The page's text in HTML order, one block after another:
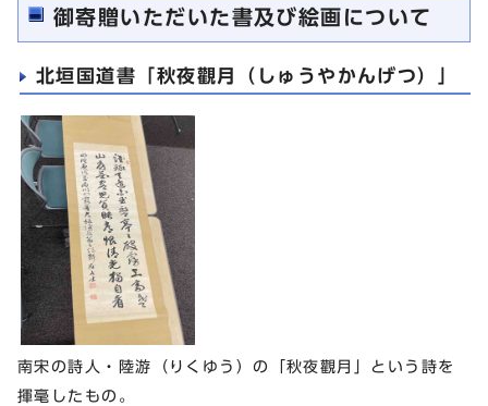
御寄贈いただいた書及び絵画について
北垣国道書「秋夜觀月（しゅうやかんげつ）」
南宋の詩人・陸游（りくゆう）の「秋夜觀月」という詩を
揮毫したもの。